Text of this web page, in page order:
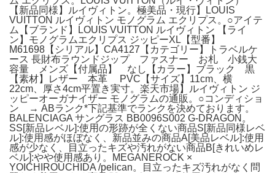
【新品同様】ルイヴィトン。極美品・現行】LOUIS
VUITTON ルイヴィトン モノグラム エクリプス。○アイテ
ム【ブランド】LOUIS VUITTON ルイヴィトン 【ライ
ン】モノグラムエクリプス ジッピーXL【型番】
M61698【シリアル】CA4127【カテゴリー】トラベルケ
ース 長財布ラウンドジップ ファスナー お札 小銭大
容量 メンズ【付属品】 なし【カラー】ブラック 黒
【素材】レザー 本革 PVC【サイズ】11cm、横
22cm、厚さ4cm平置き実寸。楽天市場】ルイヴィトン ジ
ッピーオーガナイザー モノグラムの通販。○コンディショ
ン → ABランク*下記基準でランクを決めております。
BALENCIAGA サングラス BB0096S002 G-DRAGON。
SS[新品レベル]:使用の形跡が全くない商品S[新品同様レベ
ル]:使用感がほぼなく、新品並みの商品A[美品レベル]:使用
感が少なく、目立ったキズや汚れがない商品B[きれいめレ
ベル]:やや使用感あり。MEGANEROCK ×
YOICHIROUCHIDA /pelican。目立ったキズ汚れがなく問